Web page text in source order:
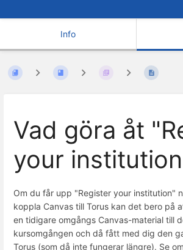
Info
Vad göra åt
your
Om du får upp "Register your institution"
koppla Canvas till Torus kan det bero på
en tidigare omgångs Canvas-material till
kursomgången och då fått med dig den
Torus (som då inte fungerar längre). Se